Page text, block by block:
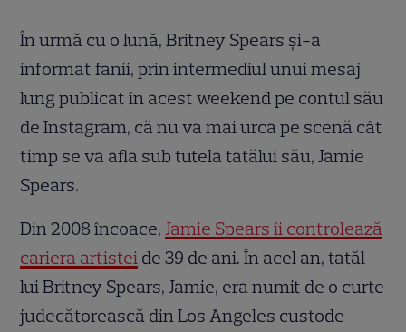
În urmă cu o lună, Britney Spears și-a
informat fanii, prin intermediul unui mesaj
lung publicat în acest weekend pe contul său
de Instagram, că nu va mai urca pe scenă cât
timp se va afla sub tutela tatălui său, Jamie
Spears.
Din 2008 încoace,Jamie Spears îi controlează
cariera artistei de 39 de ani. În acel an, tatăl
lui Britney Spears, Jamie, era numit de o curte
judecătorească din Los Angeles custode